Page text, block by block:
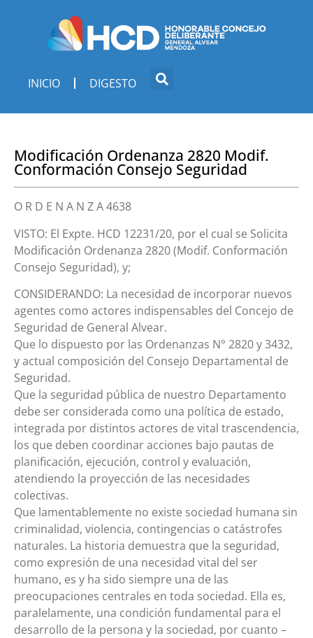
INICIO DIGESTO
Modificación Ordenanza 2820 Modif.
Conformación Consejo Seguridad
O R D E N A N Z A 4638
VISTO: El Expte. HCD 12231/20, por el cual se Solicita
Modificación Ordenanza 2820 (Modif. Conformación
Consejo Seguridad), y;
CONSIDERANDO: La necesidad de incorporar nuevos
agentes como actores indispensables del Concejo de
Seguridad de General Alvear.
Que lo dispuesto por las Ordenanzas N° 2820 y 3432,
y actual composición del Consejo Departamental de
Seguridad.
Que la seguridad pública de nuestro Departamento
debe ser considerada como una política de estado,
integrada por distintos actores de vital trascendencia,
los que deben coordinar acciones bajo pautas de
planificación, ejecución, control y evaluación,
atendiendo la proyección de las necesidades
colectivas.
Que lamentablemente no existe sociedad humana sin
criminalidad, violencia, contingencias o catástrofes
naturales. La historia demuestra que la seguridad,
como expresión de una necesidad vital del ser
humano, es y ha sido siempre una de las
preocupaciones centrales en toda sociedad. Ella es,
paralelamente, una condición fundamental para el
desarrollo de la persona y la sociedad, por cuanto –